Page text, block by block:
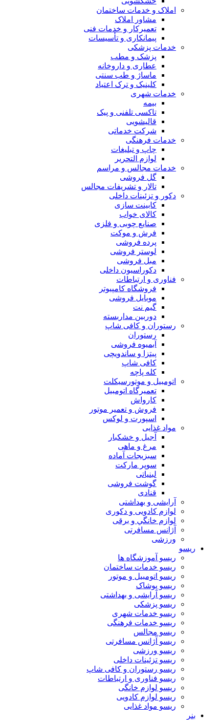
املاک و خدمات ساختمان
مشاور املاک
تعمیرکار و خدمات فنی
پیمانکاری و تأسیسات
خدمات پزشکی
پزشک و مطب
عطاری و داروخانه
ماساژ و طب سنتی
کلینیک و ترک اعتیاد
خدمات شهری
بیمه
تاکسی تلفنی و پیک
قالیشویی
شرکت خدماتی
خدمات فرهنگی
چاپ و تبليغات
لوازم التحریر
خدمات مجالس و مراسم
گل فروشی
تالار و تشریفات مجالس
دکور و تزئینات داخلی
کابینت سازی
کالای خواب
صنایع چوبی و فلزی
فرش و موکت
پرده فروشی
لوستر فروشی
مبل فروشی
دکوراسیون داخلی
فناوری و ارتباطات
فروشگاه كامپيوتر
موبایل فروشی
گیم نت
دوربين مداربسته
رستوران و کافی شاپ
رستوران
آبمیوه فروشی
پیتزا و ساندویچی
کافی شاپ
کله پاچه
اتومبيل و موتورسيكلت
تعمیرگاه اتومبیل
کارواش
فروش و تعمیر موتور
اسپورت و لوکس
مواد غذایی
آجیل و خشکبار
مرغ و ماهی
سبزیجات آماده
سوپر مارکت
لبنیاتی
گوشت فروشی
قنادی
آرایشی و بهداشتی
لوازم کادویی و دکوری
لوازم خانگي و برقی
آژانس مسافرتی
ورزشی
ریسو
ریسو آموزشگاه ها
ریسو خدمات ساختمان
ریسو اتومبیل و موتور
ریسو پوشاک
ریسو آرایشی و بهداشتی
ریسو پزشکی
ریسو خدمات شهری
ریسو خدمات فرهنگی
ریسو مجالس
ریسو آژانس مسافرتی
ریسو ورزشی
ریسو تزئینات داخلی
ریسو رستوران و کافی شاپ
ریسو فناوری و ارتباطات
ریسو لوازم خانگی
ریسو لوازم کادویی
ریسو مواد غذایی
بنر